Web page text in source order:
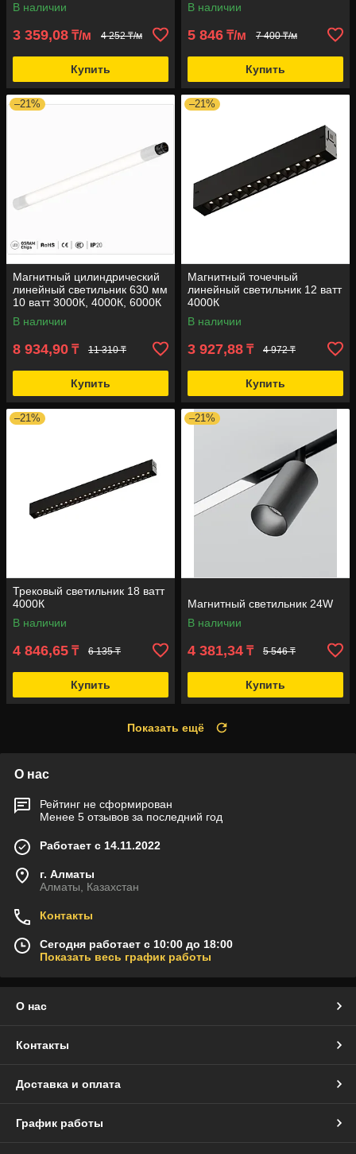
В наличии
3 359,08 ₸/м 4 252 ₸/м
Купить
В наличии
5 846 ₸/м 7 400 ₸/м
Купить
–21%
Магнитный цилиндрический
линейный светильник 630 мм
10 ватт 3000К, 4000К, 6000К
В наличии
8 934,90 ₸ 11 310 ₸
Купить
–21%
Магнитный точечный
линейный светильник 12 ватт
4000К
В наличии
3 927,88 ₸ 4 972 ₸
Купить
–21%
Трековый светильник 18 ватт
4000К
В наличии
4 846,65 ₸ 6 135 ₸
Купить
–21%
Магнитный светильник 24W
В наличии
4 381,34 ₸ 5 546 ₸
Купить
Показать ещё
О нас
Рейтинг не сформирован
Менее 5 отзывов за последний год
Работает с 14.11.2022
г. Алматы
Алматы, Казахстан
Контакты
Сегодня работает с 10:00 до 18:00
Показать весь график работы
О нас
Контакты
Доставка и оплата
График работы